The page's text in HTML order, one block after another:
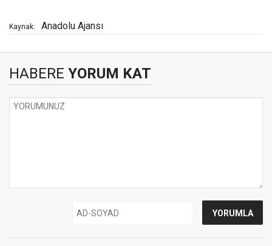
Kaynak: Anadolu Ajansı
HABERE YORUM KAT